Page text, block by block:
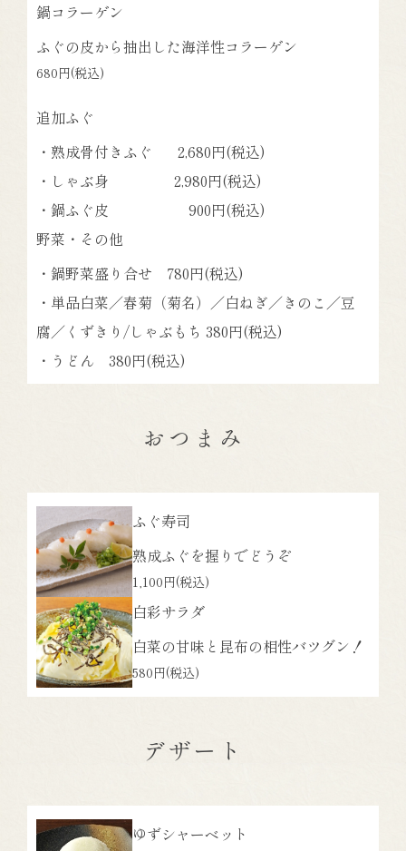
鍋コラーゲン
ふぐの皮から抽出した海洋性コラーゲン
680円(税込)
追加ふぐ
・熟成骨付きふぐ 2,680円(税込)
・しゃぶ身 2,980円(税込)
・鍋ふぐ皮 900円(税込)
野菜・その他
・鍋野菜盛り合せ 780円(税込)
・単品白菜／春菊（菊名）／白ねぎ／きのこ／豆
腐／くずきり/しゃぶもち 380円(税込)
・うどん 380円(税込)
おつまみ
ふぐ寿司
熟成ふぐを握りでどうぞ
1,100円(税込)
白彩サラダ
白菜の甘味と昆布の相性バツグン！
580円(税込)
デザート
ゆずシャーベット